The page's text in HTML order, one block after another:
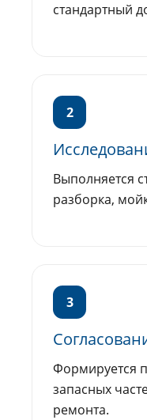
стандартный
2
Выполняется
разборка,
3
Формируется
запасных
ремонта.